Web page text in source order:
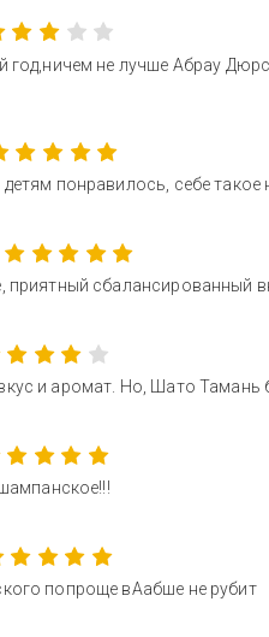
год,ничем не лучше Абрау
понравилось, себе такое
приятный сбалансированный
и аромат. Но, Шато
попроще вАабше не рубит